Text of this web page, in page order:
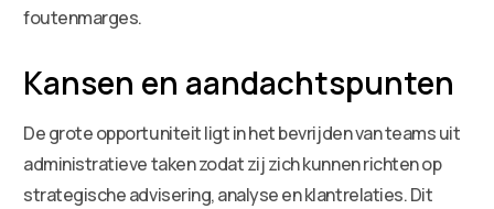
foutenmarges.
Kansen en aandachtspunten
De grote opportuniteit ligt in het bevrijden van teams uit
administratieve taken zodat zij zich kunnen richten op
strategische advisering, analyse en klantrelaties. Dit